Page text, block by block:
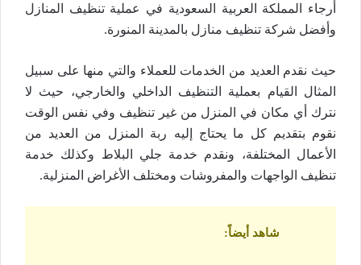
أرجاء المملكة العربية السعودية في عملية تنظيف المنازل
وأفضل شركة تنظيف منازل بالمدينة المنورة.
حيث نقدم العديد من الخدمات للعملاء والتي منها على سبيل
المثال القيام بعملية التنظيف الداخلي والخارجي، حيث لا
نترك أي مكان في المنزل من غير تنظيف وفي نفس الوقت
نقوم بتقديم كل ما يحتاج إليه ربة المنزل من العديد من
الأعمال المختلفة، ونقدم خدمة جلي البلاط وكذلك خدمة
تنظيف الواجهات والمفروشات ومختلف الأغراض المنزلية.
شاهد أيضاً: